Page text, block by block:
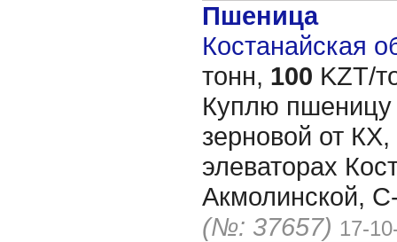
Пшеница
Костанайская
тонн, 100 KZT/
Куплю пшеницу
зерновой от
элеваторах
Акмолинской,
(№: 37657) 17-